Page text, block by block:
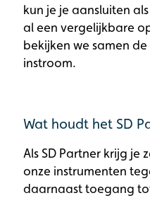
kun je je aansluiten
al een vergelijkbare
bekijken we samen
instroom.
Wat houdt het SD
Als SD Partner krijg
onze instrumenten
daarnaast toegang